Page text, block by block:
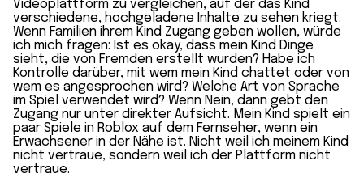
Videoplattform zu vergleichen, auf der das Kind
verschiedene, hochgeladene Inhalte zu sehen kriegt.
Wenn Familien ihrem Kind Zugang geben wollen, würde
ich mich fragen: Ist es okay, dass mein Kind Dinge
sieht, die von Fremden erstellt wurden? Habe ich
Kontrolle darüber, mit wem mein Kind chattet oder von
wem es angesprochen wird? Welche Art von Sprache
im Spiel verwendet wird? Wenn Nein, dann gebt den
Zugang nur unter direkter Aufsicht. Mein Kind spielt ein
paar Spiele in Roblox auf dem Fernseher, wenn ein
Erwachsener in der Nähe ist. Nicht weil ich meinem Kind
nicht vertraue, sondern weil ich der Plattform nicht
vertraue.